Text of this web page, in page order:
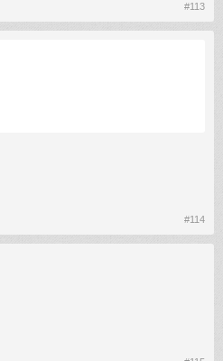
#113
#114